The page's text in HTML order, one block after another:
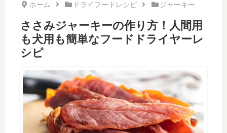
ホーム ドライフードレシピ ジャーキー
ささみジャーキーの作り方！人間用
も犬用も簡単なフードドライヤーレ
シピ